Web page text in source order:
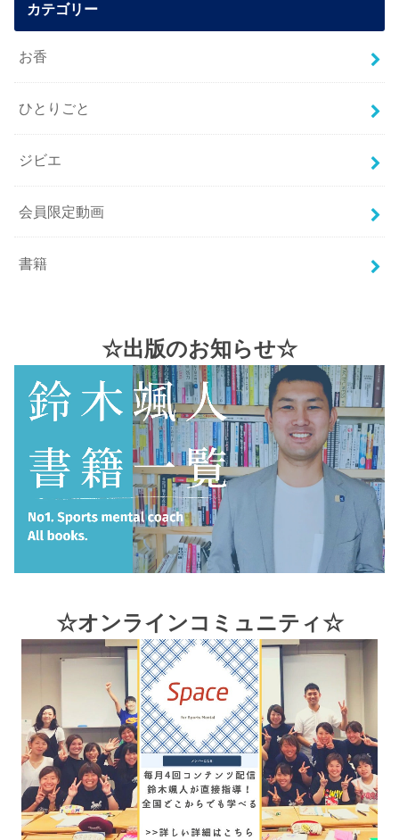
カテゴリー
お香
ひとりごと
ジビエ
会員限定動画
書籍
☆出版のお知らせ☆
☆オンラインコミュニティ☆